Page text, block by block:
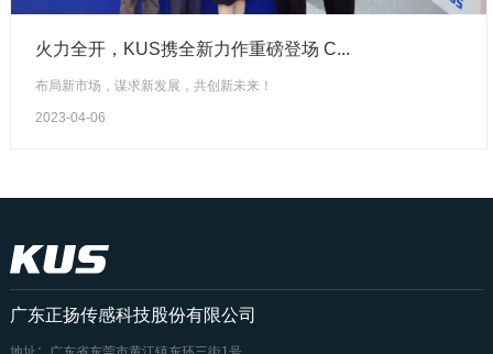
火力全开，KUS携全新力作重磅登场 C...
布局新市场，谋求新发展，共创新未来！
2023-04-06
广东正扬传感科技股份有限公司